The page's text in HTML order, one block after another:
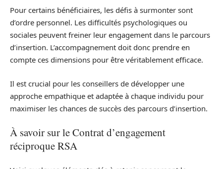
Pour certains bénéficiaires, les défis à surmonter sont
d’ordre personnel. Les difficultés psychologiques ou
sociales peuvent freiner leur engagement dans le parcours
d’insertion. L’accompagnement doit donc prendre en
compte ces dimensions pour être véritablement efficace.
Il est crucial pour les conseillers de développer une
approche empathique et adaptée à chaque individu pour
maximiser les chances de succès des parcours d’insertion.
À savoir sur le Contrat d’engagement
réciproque RSA